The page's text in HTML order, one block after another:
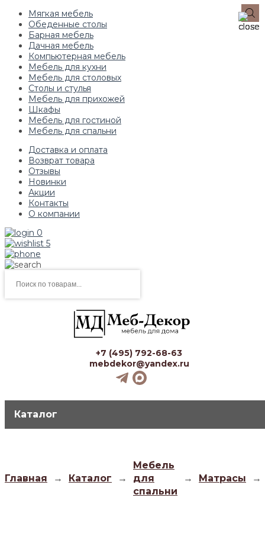
Мягкая мебель
Обеденные столы
Барная мебель
Дачная мебель
Компьютерная мебель
Мебель для кухни
Мебель для столовых
Столы и стулья
Мебель для прихожей
Шкафы
Мебель для гостиной
Мебель для спальни
Доставка и оплата
Возврат товара
Отзывы
Новинки
Акции
Контакты
О компании
0
5
товаров
+7 (495) 792-68-63
mebdekor@yandex.ru
Каталог
Главная → Каталог →
Мебель
для
спальни
→ Матрасы →